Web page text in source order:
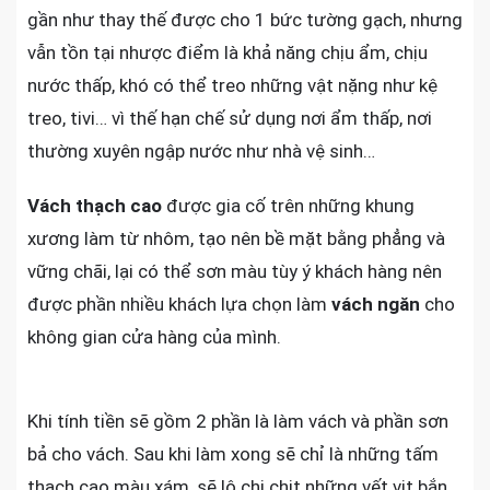
gần như thay thế được cho 1 bức tường gạch, nhưng
vẫn tồn tại nhược điểm là khả năng chịu ẩm, chịu
nước thấp, khó có thể treo những vật nặng như kệ
treo, tivi… vì thế hạn chế sử dụng nơi ẩm thấp, nơi
thường xuyên ngập nước như nhà vệ sinh…
Vách thạch cao được gia cố trên những khung
xương làm từ nhôm, tạo nên bề mặt bằng phẳng và
vững chãi, lại có thể sơn màu tùy ý khách hàng nên
được phần nhiều khách lựa chọn làm vách ngăn cho
không gian cửa hàng của mình.
Khi tính tiền sẽ gồm 2 phần là làm vách và phần sơn
bả cho vách. Sau khi làm xong sẽ chỉ là những tấm